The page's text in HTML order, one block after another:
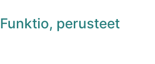
Funktio, perusteet